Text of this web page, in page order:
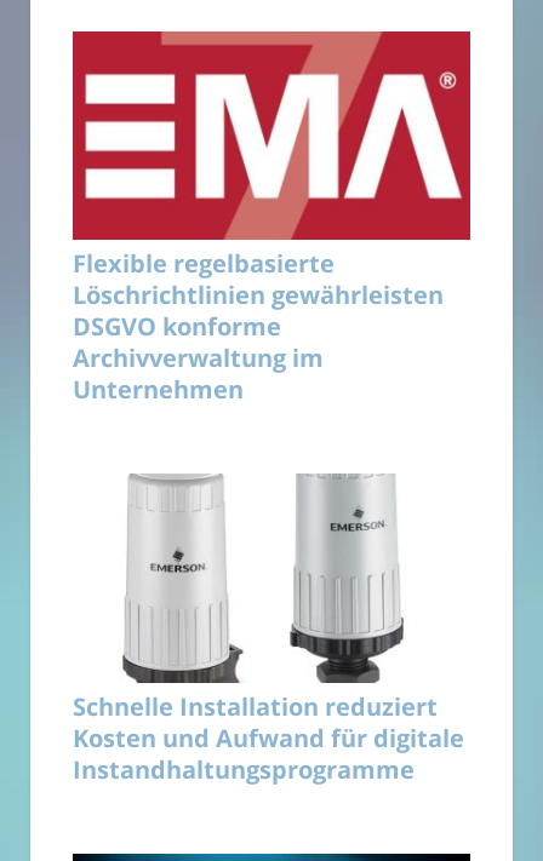
Flexible regelbasierte
Löschrichtlinien gewährleisten
DSGVO konforme
Archivverwaltung im
Unternehmen
Schnelle Installation reduziert
Kosten und Aufwand für digitale
Instandhaltungsprogramme